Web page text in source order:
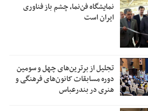
نمایشگاه فن‌نما، چشم باز فناوری
ایران است
تجلیل از بر‌ترین‌های چهل و سومین
دوره مسابقات کانون‌های فرهنگی و
هنری در بندرعباس